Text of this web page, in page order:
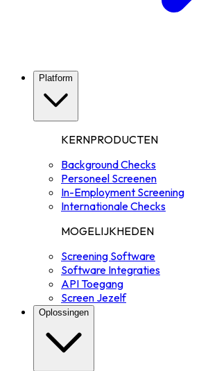
Platform
KERNPRODUCTEN
Background Checks
Personeel Screenen
In-Employment Screening
Internationale Checks
MOGELIJKHEDEN
Screening Software
Software Integraties
API Toegang
Screen Jezelf
Oplossingen